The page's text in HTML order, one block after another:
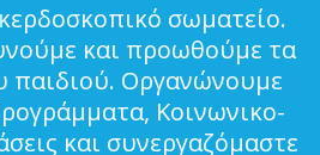
σωματείο.
και προωθούμε τα
παιδιού. Οργανώνουμε
Κοινωνικο-
και συνεργαζόμαστε